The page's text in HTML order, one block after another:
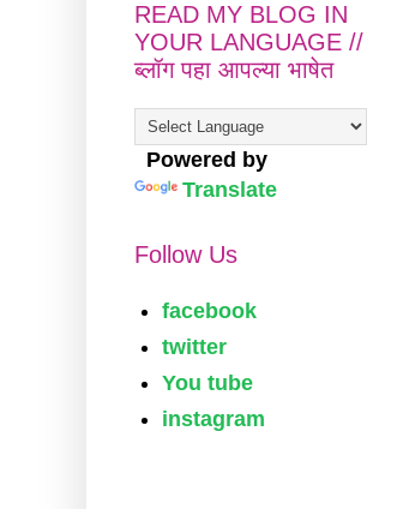
READ MY BLOG IN
YOUR LANGUAGE //
ब्लॉग पहा आपल्या भाषेत
Powered by
Translate
Follow Us
facebook
twitter
You tube
instagram